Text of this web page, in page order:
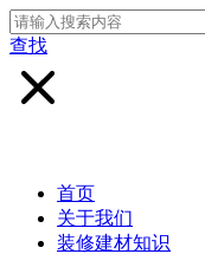
查找
首页
关于我们
装修建材知识